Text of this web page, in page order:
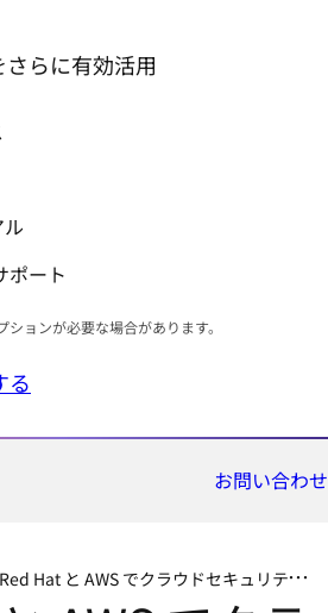
らに有効活用
ポート
ョンが必要な場合があります。
る
お問い合わせ
Red Hat と AWS でクラウドセキュリティを単純化